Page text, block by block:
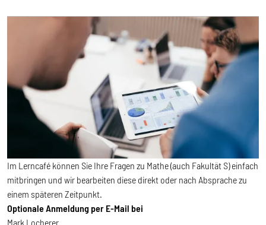
Im Lerncafé können Sie Ihre Fragen zu Mathe (auch Fakultät S) einfach
mitbringen und wir bearbeiten diese direkt oder nach Absprache zu
einem späteren Zeitpunkt.
Optionale Anmeldung per E-Mail bei
Mark Locherer